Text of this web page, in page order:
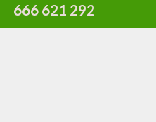
666 621 292